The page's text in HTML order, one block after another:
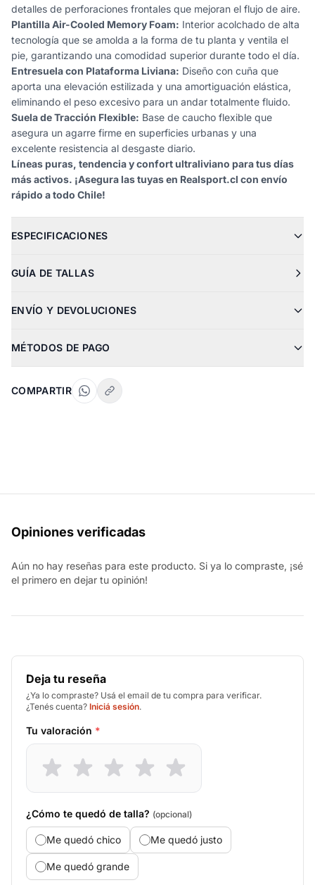
detalles de perforaciones frontales que mejoran el flujo de aire.
Plantilla Air-Cooled Memory Foam: Interior acolchado de alta
tecnología que se amolda a la forma de tu planta y ventila el
pie, garantizando una comodidad superior durante todo el día.
Entresuela con Plataforma Liviana: Diseño con cuña que
aporta una elevación estilizada y una amortiguación elástica,
eliminando el peso excesivo para un andar totalmente fluido.
Suela de Tracción Flexible: Base de caucho flexible que
asegura un agarre firme en superficies urbanas y una
excelente resistencia al desgaste diario.
Líneas puras, tendencia y confort ultraliviano para tus días
más activos. ¡Asegura las tuyas en Realsport.cl con envío
rápido a todo Chile!
ESPECIFICACIONES
GUÍA DE TALLAS
ENVÍO Y DEVOLUCIONES
MÉTODOS DE PAGO
COMPARTIR
Opiniones verificadas
Aún no hay reseñas para este producto. Si ya lo compraste, ¡sé
el primero en dejar tu opinión!
Deja tu reseña
¿Ya lo compraste? Usá el email de tu compra para verificar.
¿Tenés cuenta? Iniciá sesión.
Tu valoración *
¿Cómo te quedó de talla? (opcional)
Me quedó chico Me quedó justo
Me quedó grande